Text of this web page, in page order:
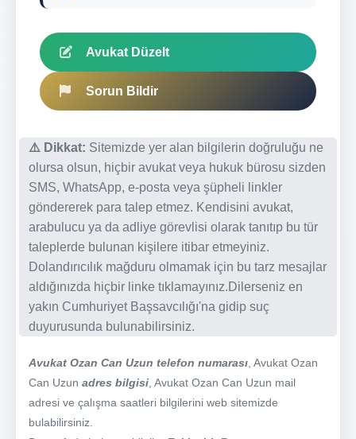
Avukat Düzelt
Sorun Bildir
⚠️ Dikkat: Sitemizde yer alan bilgilerin doğruluğu ne
olursa olsun, hiçbir avukat veya hukuk bürosu sizden
SMS, WhatsApp, e-posta veya şüpheli linkler
göndererek para talep etmez. Kendisini avukat,
arabulucu ya da adliye görevlisi olarak tanıtıp bu tür
taleplerde bulunan kişilere itibar etmeyiniz.
Dolandırıcılık mağduru olmamak için bu tarz mesajlar
aldığınızda hiçbir linke tıklamayınız.Dilerseniz en
yakın Cumhuriyet Başsavcılığı'na gidip suç
duyurusunda bulunabilirsiniz.
Avukat Ozan Can Uzun telefon numarası , Avukat Ozan
Can Uzun adres bilgisi , Avukat Ozan Can Uzun mail
adresi ve çalışma saatleri bilgilerini web sitemizde
bulabilirsiniz.